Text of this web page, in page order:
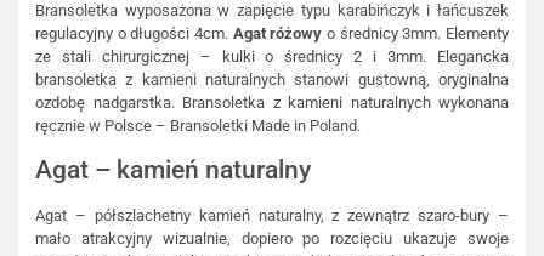
Bransoletka wyposażona w zapięcie typu karabińczyk i łańcuszek
regulacyjny o długości 4cm. Agat różowyo średnicy 3mm. Elementy
ze stali chirurgicznej – kulki o średnicy 2 i 3mm. Elegancka
bransoletka z kamieni naturalnych stanowi gustowną, oryginalna
ozdobę nadgarstka. Bransoletka z kamieni naturalnych wykonana
ręcznie w Polsce – Bransoletki Made in Poland.
Agat – kamień naturalny
Agat – półszlachetny kamień naturalny, z zewnątrz szaro-bury –
mało atrakcyjny wizualnie, dopiero po rozcięciu ukazuje swoje